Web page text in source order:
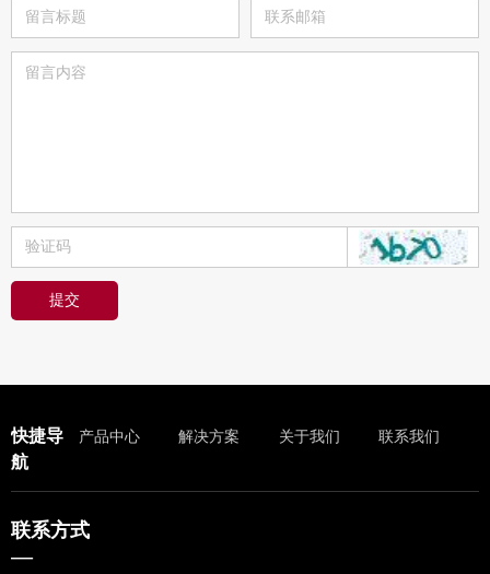
提交
快捷导
航
产品中心 解决方案 关于我们 联系我们
联系方式
—